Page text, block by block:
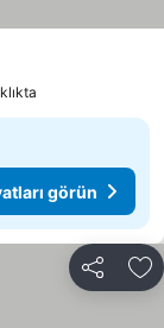
görün
Paylaş